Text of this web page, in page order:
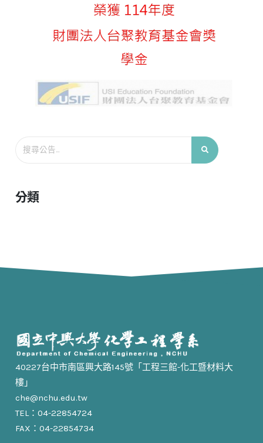
分類
40227台中市南區興大路145號「工程三館-化工暨材料大
樓」
che@nchu.edu.tw
TEL：04-22854724
FAX：04-22854734